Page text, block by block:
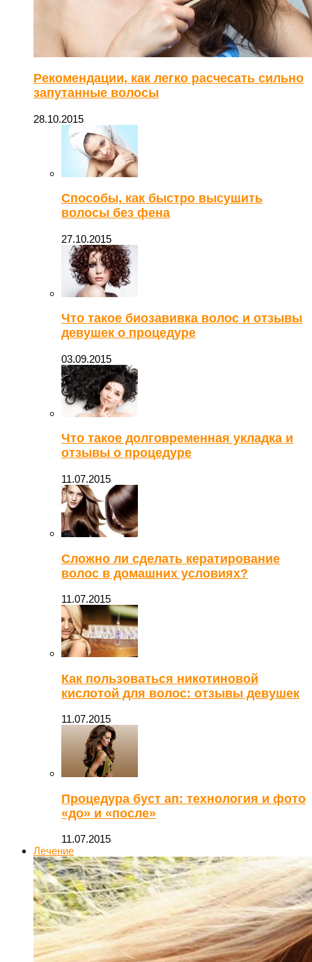
Рекомендации, как легко расчесать сильно
запутанные волосы
28.10.2015
Способы, как быстро высушить
волосы без фена
27.10.2015
Что такое биозавивка волос и отзывы
девушек о процедуре
03.09.2015
Что такое долговременная укладка и
отзывы о процедуре
11.07.2015
Сложно ли сделать кератирование
волос в домашних условиях?
11.07.2015
Как пользоваться никотиновой
кислотой для волос: отзывы девушек
11.07.2015
Процедура буст ап: технология и фото
«до» и «после»
11.07.2015
Лечение